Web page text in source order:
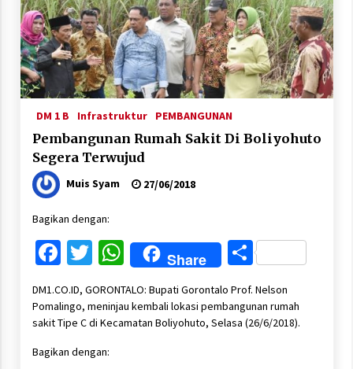
DM 1 B Infrastruktur PEMBANGUNAN
Pembangunan Rumah Sakit Di Boliyohuto
Segera Terwujud
Muis Syam 27/06/2018
Bagikan dengan:
Facebook
Twitter
WhatsApp
Share Share
DM1.CO.ID, GORONTALO: Bupati Gorontalo Prof. Nelson
Pomalingo, meninjau kembali lokasi pembangunan rumah
sakit Tipe C di Kecamatan Boliyohuto, Selasa (26/6/2018).
Bagikan dengan: